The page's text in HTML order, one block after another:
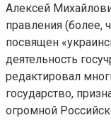
Алексей
правления (более,
посвящен
деятельность
редактировал
государство,
огромной